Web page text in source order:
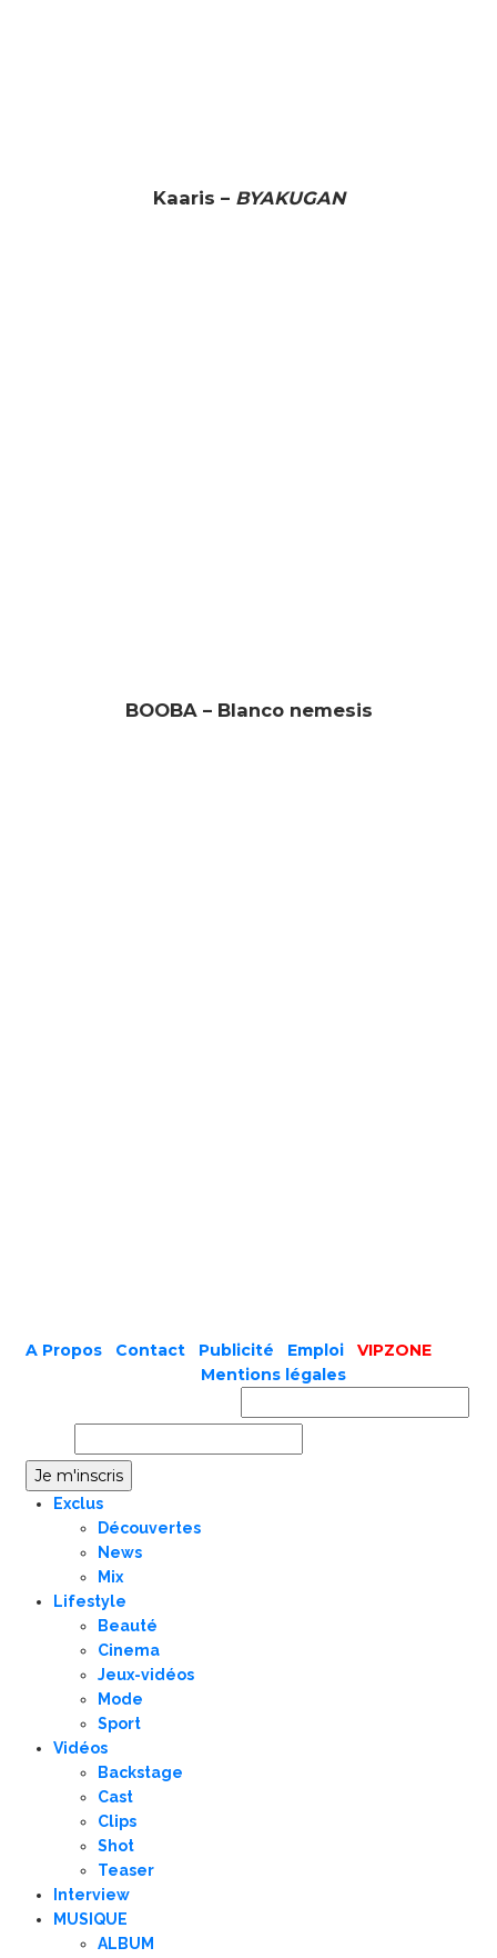
Kaaris – BYAKUGAN
BOOBA – Blanco nemesis
A Propos Contact Publicité Emploi
VIPZONE
Mentions légales
Exclus
Découvertes
News
Mix
Lifestyle
Beauté
Cinema
Jeux-vidéos
Mode
Sport
Vidéos
Backstage
Cast
Clips
Shot
Teaser
Interview
MUSIQUE
ALBUM